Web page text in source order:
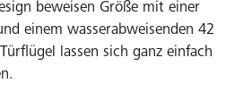
beweisen Größe mit einer
einem wasserabweisenden 42
lassen sich ganz einfach